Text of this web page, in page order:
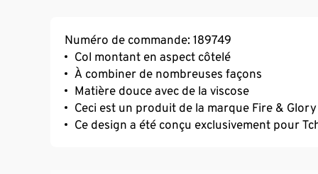
Numéro de commande: 189749
Col montant en aspect côtelé
À combiner de nombreuses façons
Matière douce avec de la viscose
Ceci est un produit de la marque Fire & Glory
Ce design a été conçu exclusivement pour